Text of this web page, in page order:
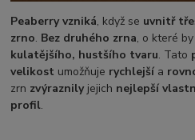
Peaberry vzniká, když se uvnitř
zrno. Bez druhého zrna, o které
kulatějšího, hustšího tvaru. Tato
velikost umožňuje rychlejší a
zrn zvýraznilyjejich nejlepší
profil.